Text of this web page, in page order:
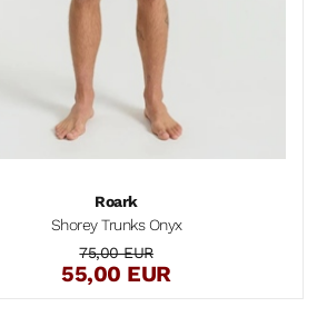
Roark
Shorey Trunks Onyx
75,00 EUR
55,00 EUR